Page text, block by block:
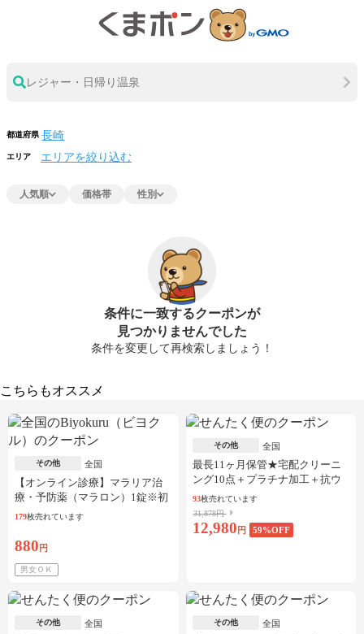
レジャー・日帰り温泉
都道府県
エリア エリアを絞り込む
人気順 価格帯 性別
条件に一致するクーポンが
見つかりませんでした
条件を変更して再検索しましょう！
こちらもオススメ
その他 全国
【オンライン診療】マラリア治
療・予防薬（マラロン）1錠※初
診料・送料込／30枚可
179枚売れています
880 円
男女ＯＫ
その他 全国
最長11ヶ月保管★宅配クリーニ
ング10点＋プラチナ加工＋抗ウ
イルス加工
93枚売れています
31,878円
12,980 円 59%OFF
その他 全国 その他 全国